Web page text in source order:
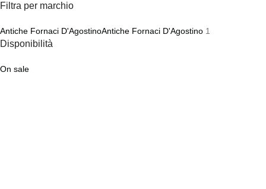
Filtra per marchio
Antiche Fornaci D'AgostinoAntiche Fornaci D'Agostino 1
Disponibilità
On sale